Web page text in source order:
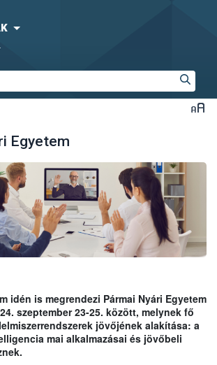
Egyetem
idén is megrendezi Pármai Nyári Egyetem
szeptember 23-25. között, melynek fő
jövőjének alakítása: a
mai alkalmazásai és jövőbeli